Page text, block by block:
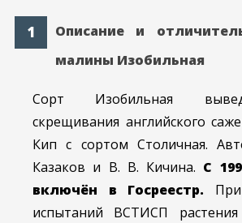
Описание и
малины Изобильная
Сорт Изобильная
скрещивания английского
Кип с сортом Столичная.
Казаков и В. В. Кичина. С
включён в Госреестр.
испытаний ВСТИСП